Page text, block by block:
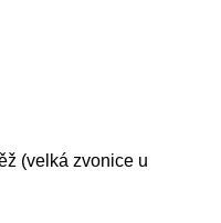
(velká zvonice u